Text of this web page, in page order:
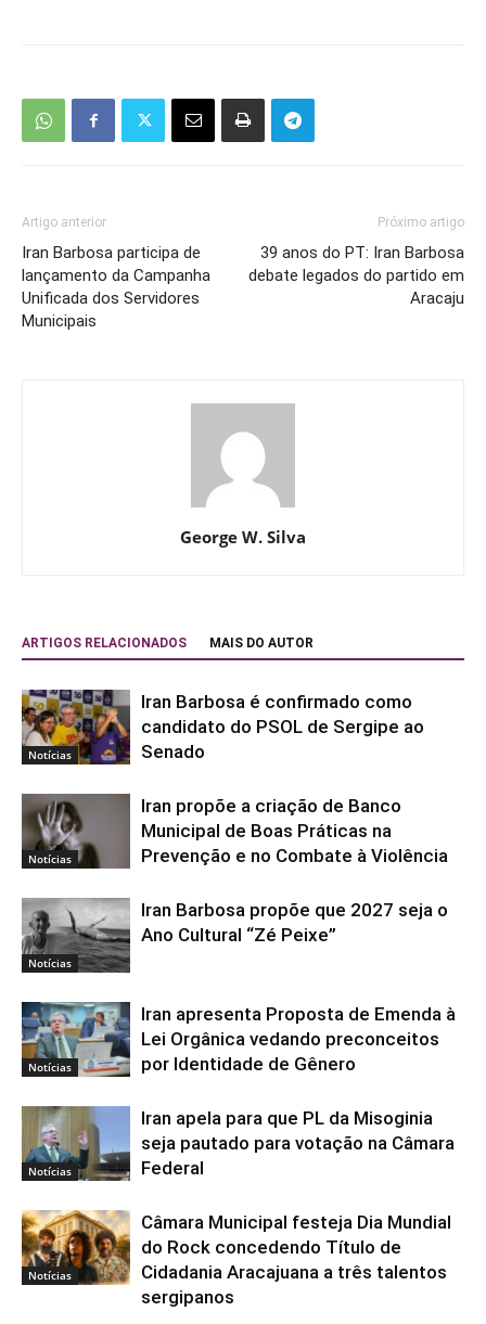
Artigo anterior
Iran Barbosa participa de
lançamento da Campanha
Unificada dos Servidores
Municipais
Próximo artigo
39 anos do PT: Iran Barbosa
debate legados do partido em
Aracaju
George W. Silva
ARTIGOS RELACIONADOS MAIS DO AUTOR
Notícias
Iran Barbosa é confirmado como
candidato do PSOL de Sergipe ao
Senado
Notícias
Iran propõe a criação de Banco
Municipal de Boas Práticas na
Prevenção e no Combate à Violência
Notícias
Iran Barbosa propõe que 2027 seja o
Ano Cultural “Zé Peixe”
Notícias
Iran apresenta Proposta de Emenda à
Lei Orgânica vedando preconceitos
por Identidade de Gênero
Notícias
Iran apela para que PL da Misoginia
seja pautado para votação na Câmara
Federal
Notícias
Câmara Municipal festeja Dia Mundial
do Rock concedendo Título de
Cidadania Aracajuana a três talentos
sergipanos